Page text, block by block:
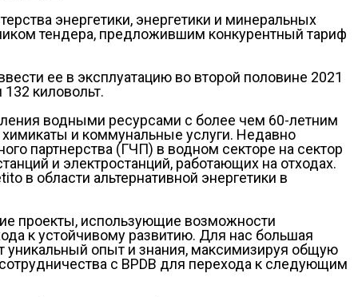
энергетики, энергетики и минеральных
тендера, предложившим конкурентный тариф
ее в эксплуатацию во второй половине 2021
киловольт.
водными ресурсами с более чем 60-летним
и коммунальные услуги. Недавно
партнерства (ГЧП) в водном секторе на сектор
и электростанций, работающих на отходах.
в области альтернативной энергетики в
проекты, использующие возможности
к устойчивому развитию. Для нас большая
уникальный опыт и знания, максимизируя общую
с BPDB для перехода к следующим